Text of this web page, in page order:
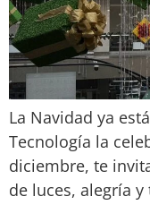
La Navidad ya
Tecnología la
diciembre, te
de luces, alegría